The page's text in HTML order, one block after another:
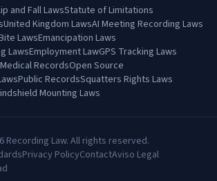
and Fall LawsStatute of Limitations
United Kingdom LawsAI Meeting Recording Laws
LawsEmancipation Laws
LawsEmployment LawGPS Tracking Laws
Medical RecordsOpen Source
Public RecordsSquatters Rights Laws
Mounting Laws
Recording Law. All rights reserved.
Privacy PolicyContactAviso Legal